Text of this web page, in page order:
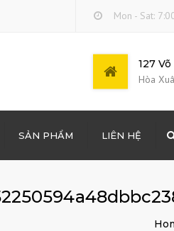
Mon - Sat:
127
Hòa
SẢN PHẨM
THƯƠNG PHẨM
LIÊN HỆ